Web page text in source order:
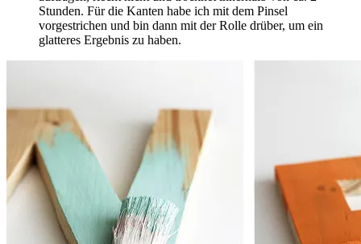
Stunden. Für die Kanten habe ich mit dem Pinsel
vorgestrichen und bin dann mit der Rolle drüber, um ein
glatteres Ergebnis zu haben.